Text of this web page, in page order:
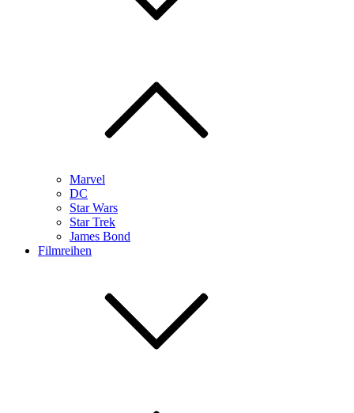
Marvel
DC
Star Wars
Star Trek
James Bond
Filmreihen